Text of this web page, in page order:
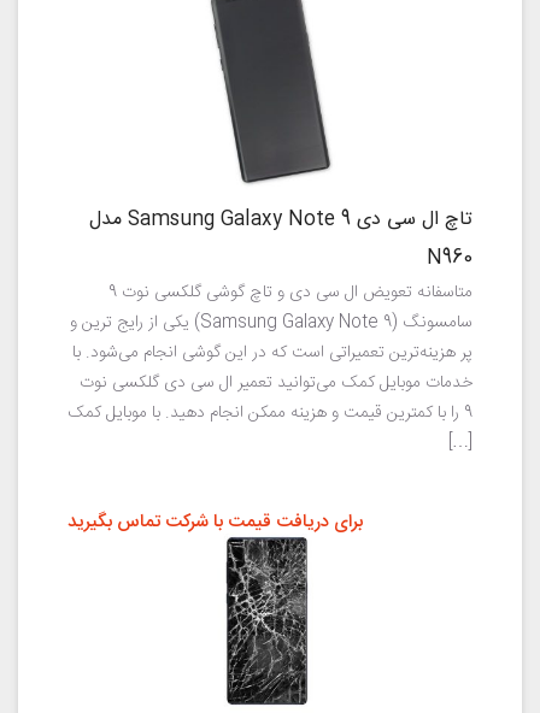
تاچ ال سی دی Samsung Galaxy Note 9 مدل
N960
متاسفانه تعویض ال سی دی و تاچ گوشی گلکسی نوت 9
سامسونگ (Samsung Galaxy Note 9) یکی از رایج ترین و
پر هزینه‌ترین تعمیراتی است که در این گوشی انجام می‌شود. با
خدمات موبایل کمک می‌توانید تعمیر ال سی دی گلکسی نوت
9 را با کمترین قیمت و هزینه ممکن انجام دهید. با موبایل کمک
[…]
برای دریافت قیمت با شرکت تماس بگیرید